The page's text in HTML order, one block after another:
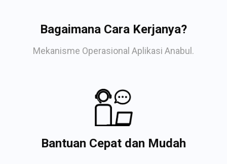
Bagaimana Cara Kerjanya?
Mekanisme Operasional Aplikasi Anabul.
Bantuan Cepat dan Mudah